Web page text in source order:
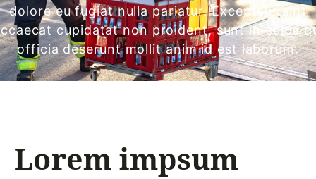
dolore eu fugiat nulla pariatur. Excepteur sint
cupidatat non proident, sunt in culpa
officia deserunt mollit anim id est laborum.
Lorem impsum